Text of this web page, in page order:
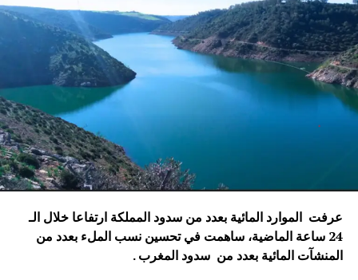
عرفت الموارد المائية بعدد من سدود المملكة ارتفاعا خلال الـ
24 ساعة الماضية، ساهمت في تحسين نسب الملء بعدد من
المنشآت المائية بعدد من سدود المغرب .